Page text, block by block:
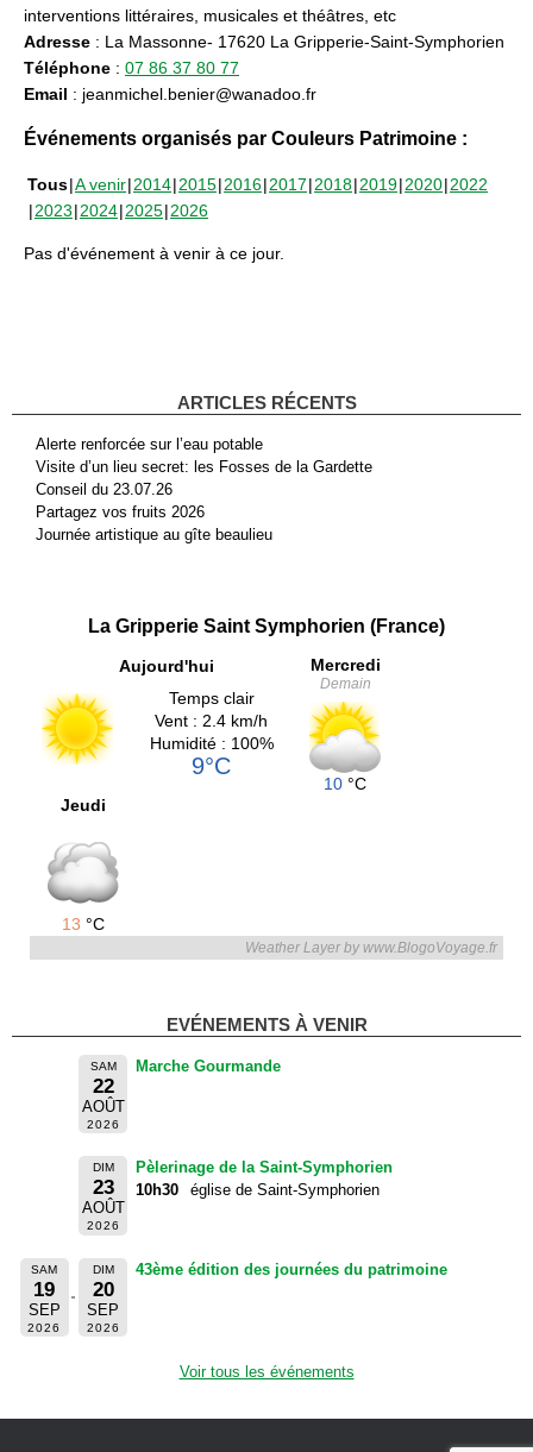
interventions littéraires, musicales et théâtres, etc
Adresse : La Massonne- 17620 La Gripperie-Saint-Symphorien
Téléphone : 07 86 37 80 77
Email : jeanmichel.benier@wanadoo.fr
Événements organisés par Couleurs Patrimoine :
Tous A venir 2014 2015 2016 2017 2018 2019 2020 2022
2023 2024 2025 2026
Pas d'événement à venir à ce jour.
ARTICLES RÉCENTS
Alerte renforcée sur l’eau potable
Visite d’un lieu secret: les Fosses de la Gardette
Conseil du 23.07.26
Partagez vos fruits 2026
Journée artistique au gîte beaulieu
La Gripperie Saint Symphorien (France)
Aujourd'hui
Temps clair
Vent : 2.4 km/h
Humidité : 100%
9°C
Mercredi
Demain
10 °C
Jeudi
13 °C
Weather Layer by www.BlogoVoyage.fr
EVÉNEMENTS À VENIR
SAM
22
AOÛT
2026
Marche Gourmande
DIM
23
AOÛT
2026
Pèlerinage de la Saint-Symphorien
10h30
église de Saint-Symphorien
SAM
19
SEP
2026
DIM
20
SEP
2026
43ème édition des journées du patrimoine
Voir tous les événements